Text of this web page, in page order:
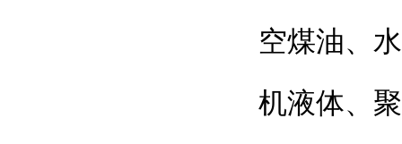
空煤油、
机液体、